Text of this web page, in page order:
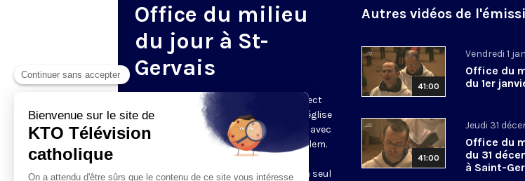
Office du milieu
du jour à St-
Gervais
Du mardi au samedi, KTO diffuse en direct
l’office du milieu du jour, en direct de l’église
Saint-Gervais-Saint-Protais (Paris 4e), avec
les Fraternités Monastiques de Jérusalem.
L’Office du Milieu du Jour regroupe, en
particulier, «au milieu du jour» et en un seul
Autres vidéos de
41:00
Vendredi 1
Office du
du 1er
41:00
Jeudi 31
Office du
du 31
à Saint-